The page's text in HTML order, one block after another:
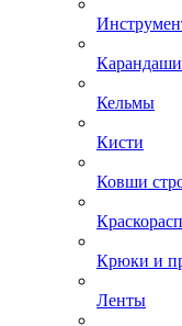
Кельмы
Кисти
Ковши
Крюки и
Ленты